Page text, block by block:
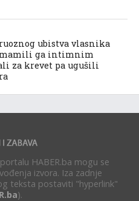
ubistva vlasnika
ga intimnim
za krevet pa ugušili
HABER.ba mogu se
izvora. Iza zadnje
teksta postaviti "hyperlink"
).